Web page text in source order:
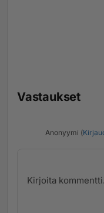
Vastaukset
Anonyymi (